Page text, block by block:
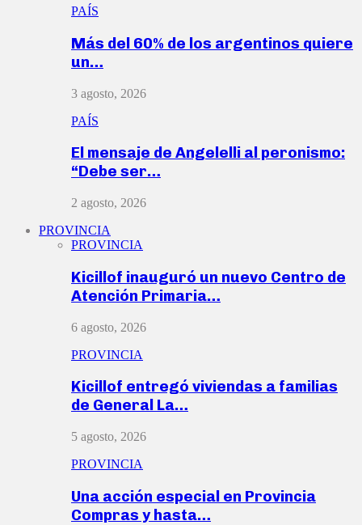
PAÍS
Más del 60% de los argentinos quiere
un…
3 agosto, 2026
PAÍS
El mensaje de Angelelli al peronismo:
“Debe ser…
2 agosto, 2026
PROVINCIA
PROVINCIA
Kicillof inauguró un nuevo Centro de
Atención Primaria…
6 agosto, 2026
PROVINCIA
Kicillof entregó viviendas a familias
de General La…
5 agosto, 2026
PROVINCIA
Una acción especial en Provincia
Compras y hasta…